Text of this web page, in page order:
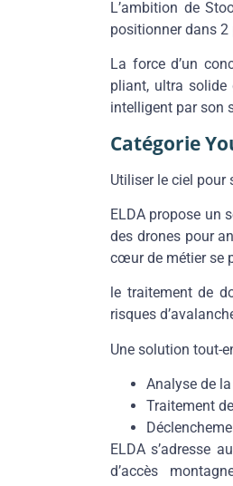
L’ambition de
positionner dans 2
La force d’un
pliant, ultra
intelligent par son
Catégorie
Utiliser le ciel pour
ELDA propose un
des drones pour
cœur de métier se
le traitement de
risques
Une solution tout-
Analyse de
Traitement
ELDA s’adresse
d’accès